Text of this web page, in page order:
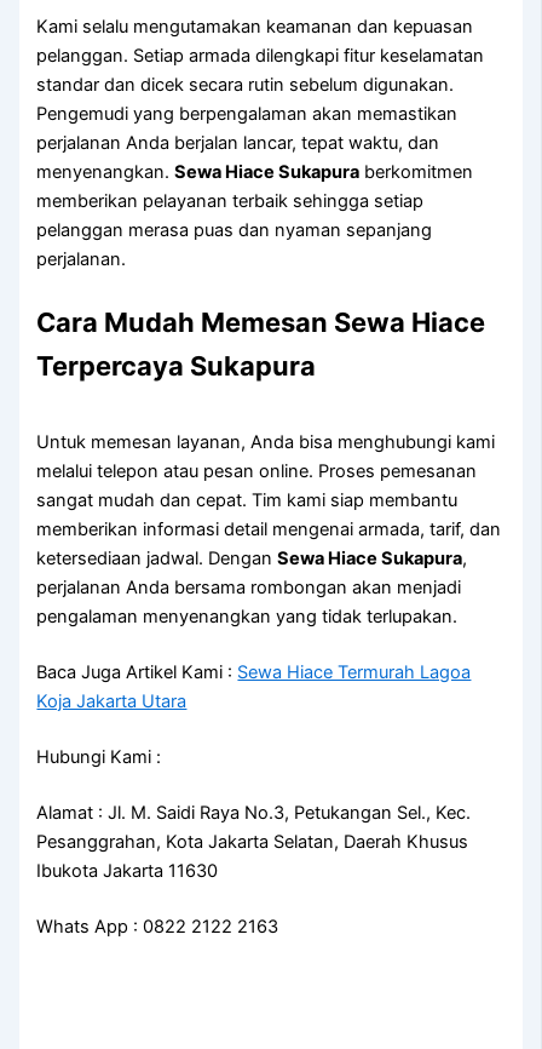
Kami selalu mengutamakan keamanan dan kepuasan
pelanggan. Setiap armada dilengkapi fitur keselamatan
standar dan dicek secara rutin sebelum digunakan.
Pengemudi yang berpengalaman akan memastikan
perjalanan Anda berjalan lancar, tepat waktu, dan
menyenangkan.Sewa Hiace Sukapura berkomitmen
memberikan pelayanan terbaik sehingga setiap
pelanggan merasa puas dan nyaman sepanjang
perjalanan.
Cara Mudah Memesan Sewa Hiace
Terpercaya Sukapura
Untuk memesan layanan, Anda bisa menghubungi kami
melalui telepon atau pesan online. Proses pemesanan
sangat mudah dan cepat. Tim kami siap membantu
memberikan informasi detail mengenai armada, tarif, dan
ketersediaan jadwal. DenganSewa Hiace Sukapura,
perjalanan Anda bersama rombongan akan menjadi
pengalaman menyenangkan yang tidak terlupakan.
Baca Juga Artikel Kami : Sewa Hiace Termurah Lagoa
Koja Jakarta Utara
Hubungi Kami :
Alamat : Jl. M. Saidi Raya No.3, Petukangan Sel., Kec.
Pesanggrahan, Kota Jakarta Selatan, Daerah Khusus
Ibukota Jakarta 11630
Whats App : 0822 2122 2163